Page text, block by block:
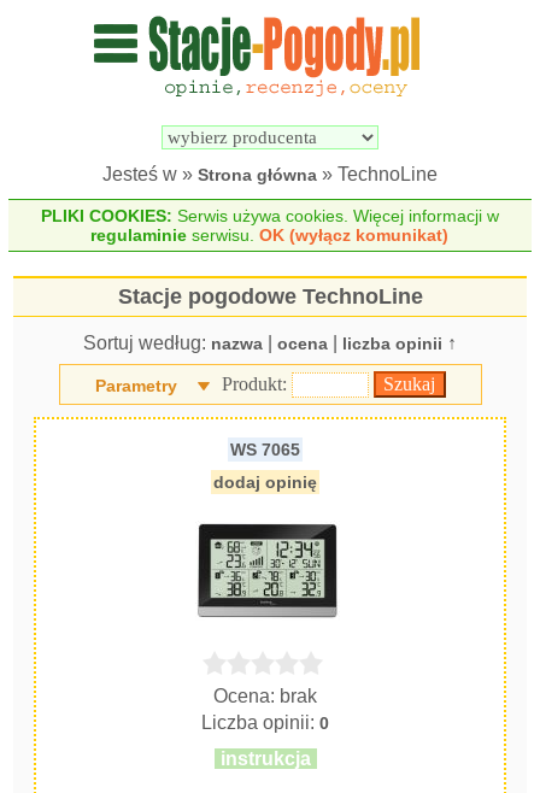
Wyszukiwarka
pogodowych
Jesteś w » Strona główna » TechnoLine
PLIKI COOKIES: Serwis używa cookies. Więcej informacji w
regulaminie serwisu.OK (wyłącz komunikat)
Stacje pogodowe TechnoLine
Sortuj według: nazwa ocena liczba opinii ↑
Parametry Produkt:
WS 7065
dodaj opinię
Ocena: brak
Liczba opinii:0
instrukcja